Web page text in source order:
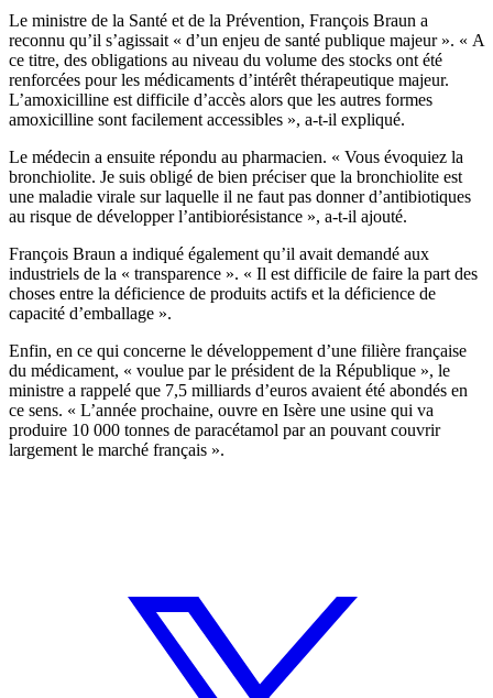
Le ministre de la Santé et de la Prévention, François Braun a
reconnu qu’il s’agissait « d’un enjeu de santé publique majeur ». « A
ce titre, des obligations au niveau du volume des stocks ont été
renforcées pour les médicaments d’intérêt thérapeutique majeur.
L’amoxicilline est difficile d’accès alors que les autres formes
amoxicilline sont facilement accessibles », a-t-il expliqué.
Le médecin a ensuite répondu au pharmacien. « Vous évoquiez la
bronchiolite. Je suis obligé de bien préciser que la bronchiolite est
une maladie virale sur laquelle il ne faut pas donner d’antibiotiques
au risque de développer l’antibiorésistance », a-t-il ajouté.
François Braun a indiqué également qu’il avait demandé aux
industriels de la « transparence ». « Il est difficile de faire la part des
choses entre la déficience de produits actifs et la déficience de
capacité d’emballage ».
Enfin, en ce qui concerne le développement d’une filière française
du médicament, « voulue par le président de la République », le
ministre a rappelé que 7,5 milliards d’euros avaient été abondés en
ce sens. « L’année prochaine, ouvre en Isère une usine qui va
produire 10 000 tonnes de paracétamol par an pouvant couvrir
largement le marché français ».